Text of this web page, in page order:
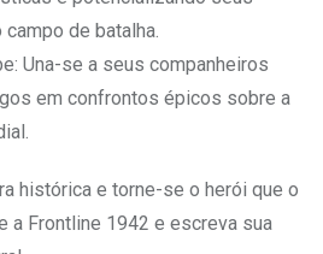
de batalha.
Una-se a seus companheiros
em confrontos épicos sobre a
histórica e torne-se o herói que o
a Frontline 1942 e escreva sua